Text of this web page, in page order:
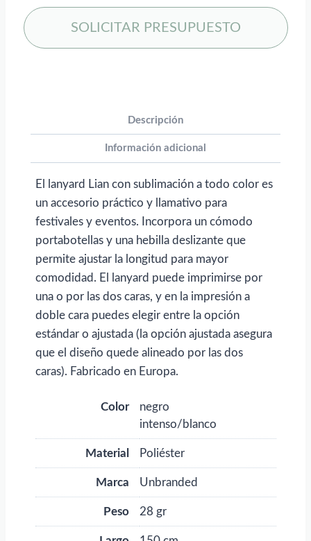
con
portabotellas
Lian
cantidad
SOLICITAR PRESUPUESTO
Descripción
Información adicional
El lanyard Lian con sublimación a todo color es
un accesorio práctico y llamativo para
festivales y eventos. Incorpora un cómodo
portabotellas y una hebilla deslizante que
permite ajustar la longitud para mayor
comodidad. El lanyard puede imprimirse por
una o por las dos caras, y en la impresión a
doble cara puedes elegir entre la opción
estándar o ajustada (la opción ajustada asegura
que el diseño quede alineado por las dos
caras). Fabricado en Europa.
Color
negro
intenso/blanco
Material Poliéster
Marca Unbranded
Peso 28 gr